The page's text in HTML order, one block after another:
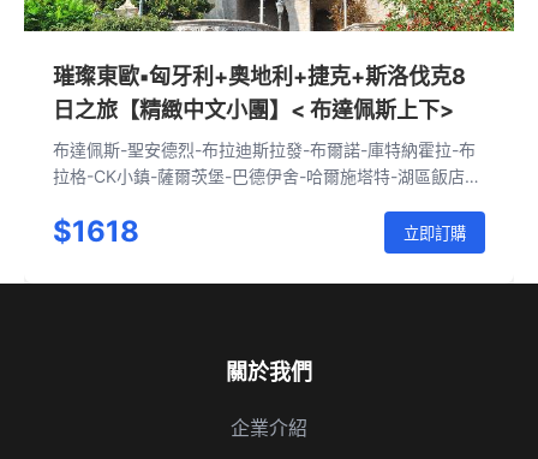
璀璨東歐▪匈牙利+奧地利+捷克+斯洛伐克8
日之旅【精緻中文小團】< 布達佩斯上下>
布達佩斯-聖安德烈-布拉迪斯拉發-布爾諾-庫特納霍拉-布
拉格-CK小鎮-薩爾茨堡-巴德伊舍-哈爾施塔特-湖區飯店-
$1618 立即訂購
關於我們
企業介紹